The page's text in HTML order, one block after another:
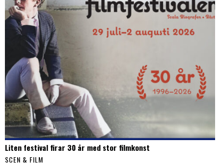
Liten festival firar 30 år med stor filmkonst
SCEN & FILM